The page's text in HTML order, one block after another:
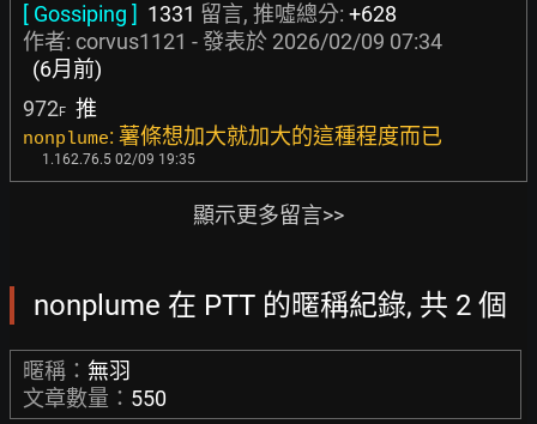
[ Gossiping ] 1331 留言, 推噓總分: +628
作者: corvus1121 - 發表於 2026/02/09 07:34
(6月前)
972F 推
nonplume: 薯條想加大就加大的這種程度而已
1.162.76.5 02/09 19:35
顯示更多留言>>
nonplume 在 PTT 的暱稱紀錄, 共 2 個
暱稱： 無羽
文章數量： 550